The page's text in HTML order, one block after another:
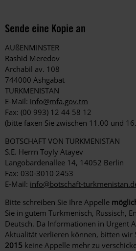
Sende eine Kopie an
AUßENMINSTER
Rashid Meredov
Archabil av. 108
744000 Ashgabat
TURKMENISTAN
E-Mail: info@mfa.gov.tm
Fax: (00 993) 12 44 58 12
(bitte faxen Sie zwischen 11.00 und
BOTSCHAFT VON TURKMENISTAN
S.E. Herrn Toyly Atayev
Langobardenallee 14, 14052 Berlin
Fax: 030-3010 2453
E-Mail: info@botschaft-
Bitte schreiben Sie Ihre Appelle
Sie in gutem Turkmenisch, Russisch,
Deutsch. Da Informationen in Urgent
Aktualität verlieren können, bitten wir
2015 keine Appelle mehr zu